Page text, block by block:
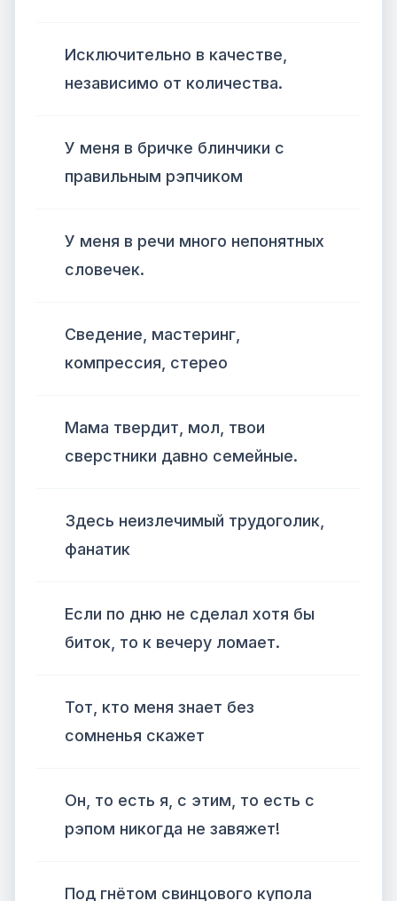
Исключительно в качестве,
независимо от количества.
У меня в бричке блинчики с
правильным рэпчиком
У меня в речи много непонятных
словечек.
Сведение, мастеринг,
компрессия, стерео
Мама твердит, мол, твои
сверстники давно семейные.
Здесь неизлечимый трудоголик,
фанатик
Если по дню не сделал хотя бы
биток, то к вечеру ломает.
Тот, кто меня знает без
сомненья скажет
Он, то есть я, с этим, то есть с
рэпом никогда не завяжет!
Под гнётом свинцового купола